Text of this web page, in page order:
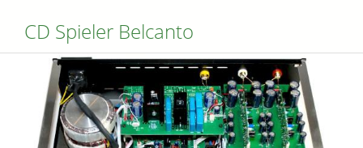
CD Spieler Belcanto